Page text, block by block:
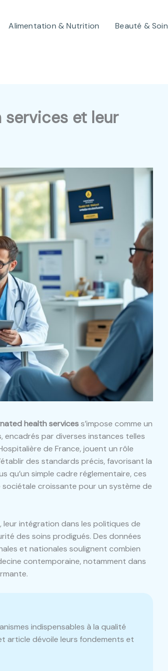
Alimentation & Nutrition Beauté & Soin
et leur
health servicess’impose comme un
encadrés par diverses instances telles
de France, jouent un rôle
des standards précis, favorisant la
qu’un simple cadre réglementaire, ces
croissante pour un système de
intégration dans les politiques de
des soins prodigués. Des données
et nationales soulignent combien
contemporaine, notamment dans
indispensables à la qualité
article dévoile leurs fondements et